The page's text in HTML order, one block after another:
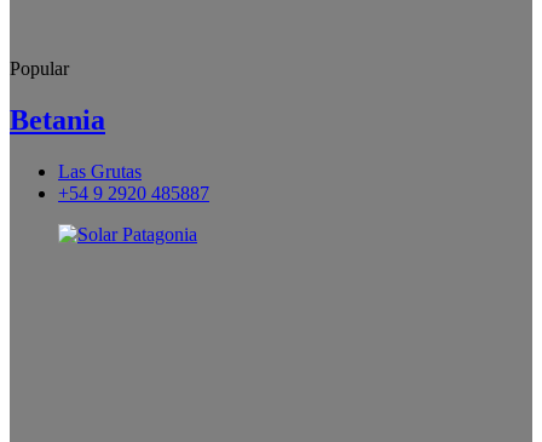
Popular
Betania
Las Grutas
+54 9 2920 485887